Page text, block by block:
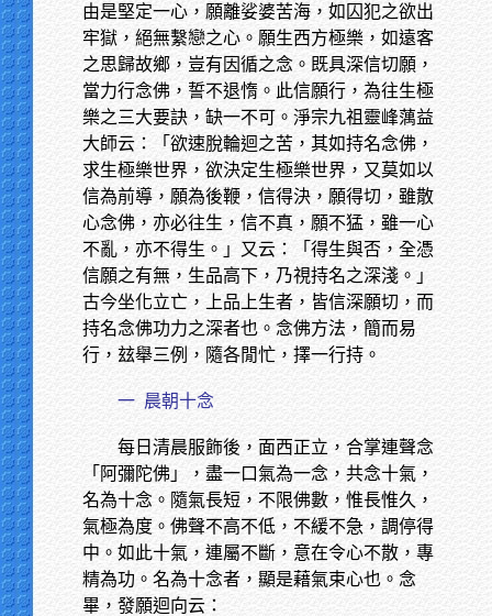
由是堅定一心，願離娑婆苦海，如囚犯之欲出
牢獄，絕無繫戀之心。願生西方極樂，如遠客
之思歸故鄉，豈有因循之念。既具深信切願，
當力行念佛，誓不退惰。此信願行，為往生極
樂之三大要訣，缺一不可。淨宗九祖靈峰蕅益
大師云：「欲速脫輪迴之苦，其如持名念佛，
求生極樂世界，欲決定生極樂世界，又莫如以
信為前導，願為後鞭，信得決，願得切，雖散
心念佛，亦必往生，信不真，願不猛，雖一心
不亂，亦不得生。」又云：「得生與否，全憑
信願之有無，生品高下，乃視持名之深淺。」
古今坐化立亡，上品上生者，皆信深願切，而
持名念佛功力之深者也。念佛方法，簡而易
行，玆舉三例，隨各閒忙，擇一行持。
一 晨朝十念
每日清晨服飾後，面西正立，合掌連聲念
「阿彌陀佛」，盡一口氣為一念，共念十氣，
名為十念。隨氣長短，不限佛數，惟長惟久，
氣極為度。佛聲不高不低，不緩不急，調停得
中。如此十氣，連屬不斷，意在令心不散，專
精為功。名為十念者，顯是藉氣束心也。念
畢，發願迴向云：